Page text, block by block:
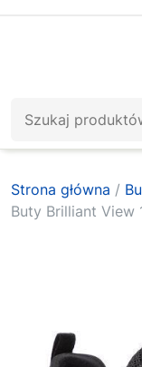
Strona główna /
Buty Brilliant View